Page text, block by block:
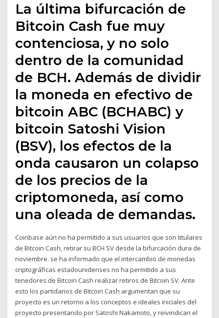
La última bifurcación de
Bitcoin Cash fue muy
contenciosa, y no solo
dentro de la comunidad
de BCH. Además de dividir
la moneda en efectivo de
bitcoin ABC (BCHABC) y
bitcoin Satoshi Vision
(BSV), los efectos de la
onda causaron un colapso
de los precios de la
criptomoneda, así como
una oleada de demandas.
Coinbase aún no ha permitido a sus usuarios que son titulares
de Bitcoin Cash, retirar su BCH SV desde la bifurcación dura de
noviembre. se ha informado que el intercambio de monedas
criptográficas estadounidenses no ha permitido a sus
tenedores de Bitcoin Cash realizar retiros de Bitcoin SV. Ante
esto los partidarios de Bitcoin Cash argumentan que su
proyecto es un retorno a los conceptos e ideales iniciales del
proyecto presentando por Satoshi Nakamoto, y reivindican el